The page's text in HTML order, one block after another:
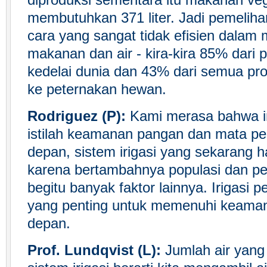
membutuhkan 371 liter. Jadi
cara yang sangat tidak efisien dalam
makanan dan air - kira-kira 85% dari
kedelai dunia dan 43% dari semua
ke peternakan hewan.
Rodriguez (P): Kami merasa bahwa
istilah keamanan pangan dan mata
depan, sistem irigasi yang sekarang
karena bertambahnya populasi dan
begitu banyak faktor lainnya. Irigasi
yang penting untuk memenuhi
depan.
Prof. Lundqvist (L): Jumlah air